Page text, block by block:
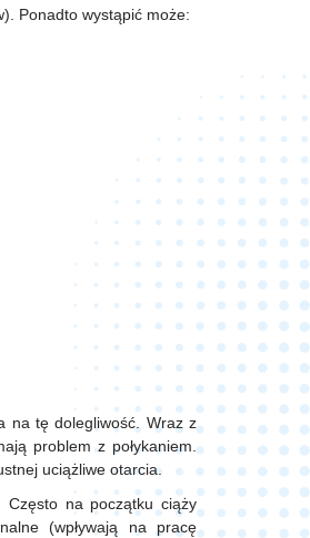
Ponadto wystąpić może:
na tę dolegliwość. Wraz z
problem z połykaniem.
uciążliwe otarcia.
Często na początku ciąży
(wpływają na pracę